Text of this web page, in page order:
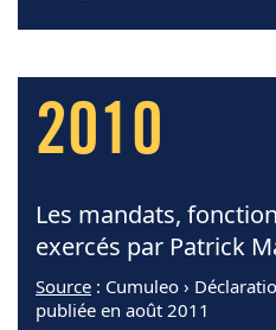
2010
Les mandats,
exercés par Patrick
Source : Cumuleo ›
publiée en août 2011